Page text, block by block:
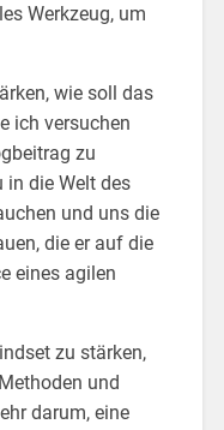
Werkzeug, um
wie soll das
ich versuchen
zu
in die Welt des
und uns die
die er auf die
eines agilen
zu stärken,
und
darum, eine